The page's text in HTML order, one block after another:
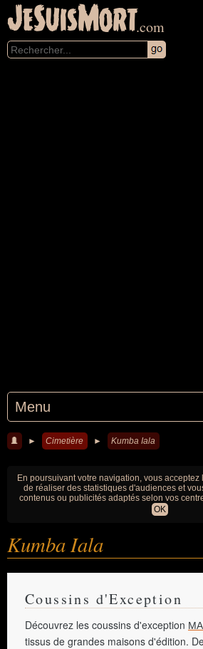
JeSuisMort.com
Menu
► Cimetière ► Kumba Iala
En poursuivant votre navigation, vous
de réaliser des statistiques d'audiences et
contenus ou publicités adaptés selon vos
OK
Kumba Iala
Coussins d'Exception
Découvrez les coussins d'exception
tissus de grandes maisons d'édition.